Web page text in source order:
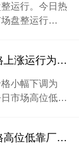
运行。今日热
场盘整运行…
上海镀锌方管市场价格上涨运行为主厂家近期谨慎操作
小幅下调为
日市场高位低…
宁波市场镀锌方管价格高位低靠厂家出货积极性提高